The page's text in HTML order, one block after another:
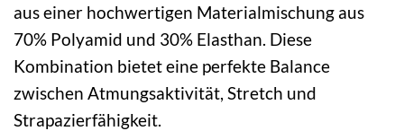
aus einer hochwertigen Materialmischung aus
70% Polyamid und 30% Elasthan. Diese
Kombination bietet eine perfekte Balance
zwischen Atmungsaktivität, Stretch und
Strapazierfähigkeit.